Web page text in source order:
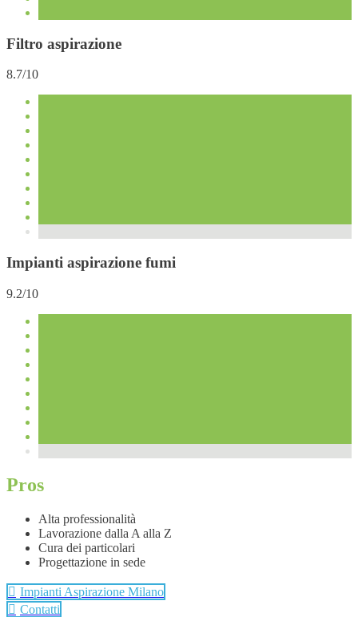
Filtro aspirazione
8.7/10
Impianti aspirazione fumi
9.2/10
Pros
Alta professionalità
Lavorazione dalla A alla Z
Cura dei particolari
Progettazione in sede
Impianti Aspirazione Milano
Contatti